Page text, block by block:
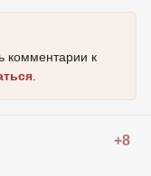
комментарии к
.
+8